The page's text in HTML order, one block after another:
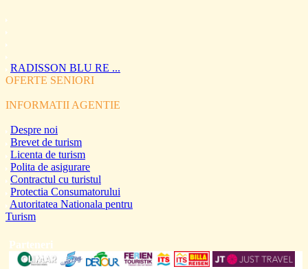
RADISSON BLU RE ...
OFERTE SENIORI
INFORMATII AGENTIE
Despre noi
Brevet de turism
Licenta de turism
Polita de asigurare
Contractul cu turistul
Protectia Consumatorului
Autoritatea Nationala pentru
Turism
Parteneri